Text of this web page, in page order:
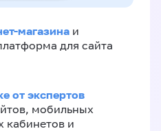
магазина и
для сайта
от экспертов
мобильных
кабинетов и